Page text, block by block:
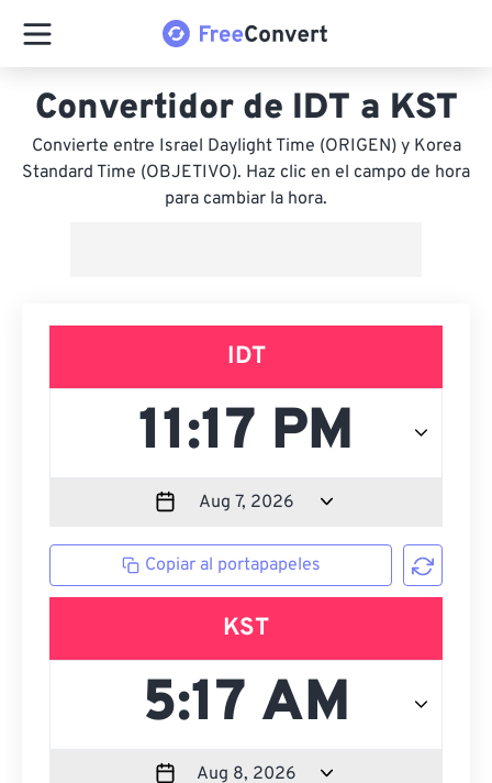
Convertidor de IDT a KST
Convierte entre Israel Daylight Time (ORIGEN) y Korea
Standard Time (OBJETIVO). Haz clic en el campo de hora
para cambiar la hora.
IDT
Copiar al portapapeles
KST